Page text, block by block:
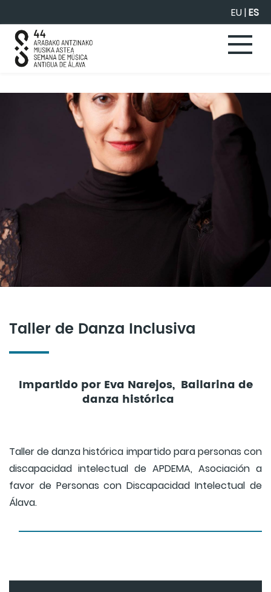
EU|ES
Taller de Danza Inclusiva
Impartido por Eva Narejos, Bailarina de
danza histórica
Taller de danza histórica impartido para personas con
discapacidad intelectual de APDEMA, Asociación a
favor de Personas con Discapacidad Intelectual de
Álava.